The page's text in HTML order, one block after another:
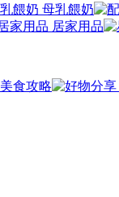
母乳餵奶
居家用品
美食攻略